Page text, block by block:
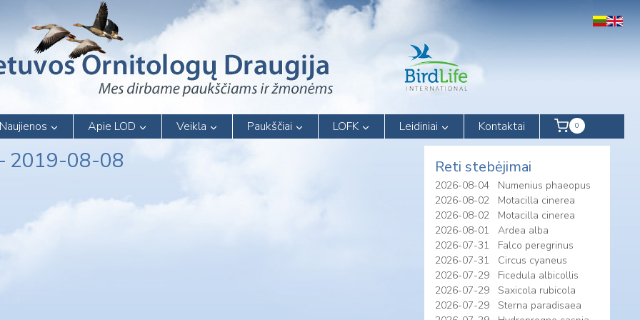
Naujienos Apie LOD Veikla Paukščiai LOFK Leidiniai Kontaktai 0
2019-08-08 Reti stebėjimai
2026-08-04
Numenius phaeopus
2026-08-02
Motacilla cinerea
2026-08-02
Motacilla cinerea
2026-08-01
Ardea alba
2026-07-31
Falco peregrinus
2026-07-31
Circus cyaneus
2026-07-29
Ficedula albicollis
2026-07-29
Saxicola rubicola
2026-07-29
Sterna paradisaea